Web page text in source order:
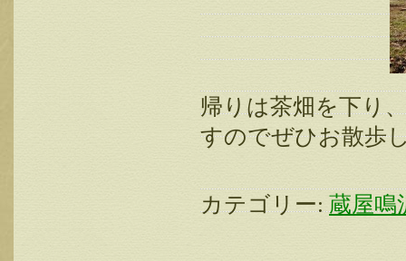
帰りは茶畑を下り
すのでぜひお散歩
カテゴリー: 蔵屋鳴